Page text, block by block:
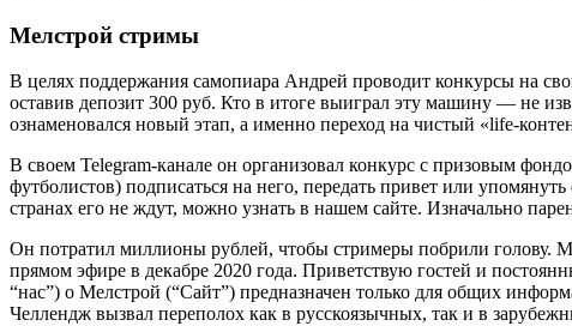
Мелстрой стримы
В целях поддержания самопиара Андрей проводит конкурсы на
оставив депозит 300 руб. Кто в итоге выиграл эту машину — не
ознаменовался новый этап, а именно переход на чистый «life-
В своем Telegram-канале он организовал конкурс с призовым
футболистов) подписаться на него, передать привет или
странах его не ждут, можно узнать в нашем сайте. Изначально
Он потратил миллионы рублей, чтобы стримеры побрили голову.
прямом эфире в декабре 2020 года. Приветствую гостей и
“нас”) о Мелстрой (“Сайт”) предназначен только для общих
Челлендж вызвал переполох как в русскоязычных, так и в